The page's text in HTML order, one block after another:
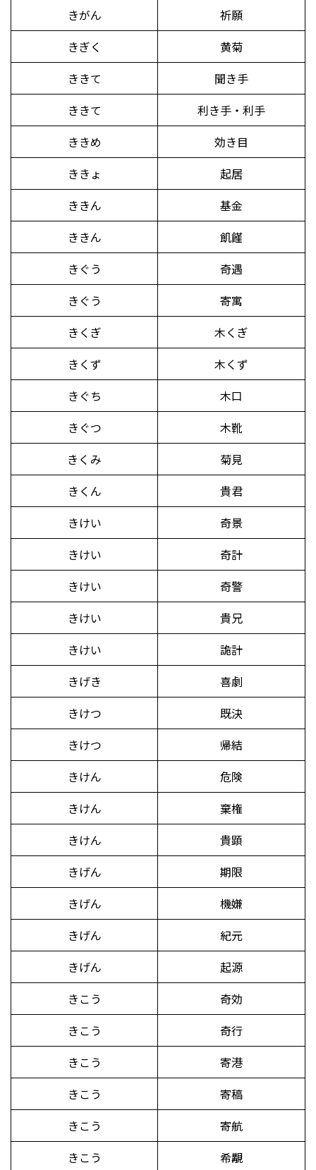
きがん
祈願
きぎく
黄菊
ききて
聞き手
ききて
利き手・利手
ききめ
効き目
ききょ
起居
ききん
基金
ききん
飢饉
きぐう
奇遇
きぐう
寄寓
きくぎ
木くぎ
きくず
木くず
きぐち
木口
きぐつ
木靴
きくみ
菊見
きくん
貴君
きけい
奇景
きけい
奇計
きけい
奇警
きけい
貴兄
きけい
詭計
きげき
喜劇
きけつ
既決
きけつ
帰結
きけん
危険
きけん
棄権
きけん
貴顕
きげん
期限
きげん
機嫌
きげん
紀元
きげん
起源
きこう
奇効
きこう
奇行
きこう
寄港
きこう
寄稿
きこう
寄航
きこう
希覯